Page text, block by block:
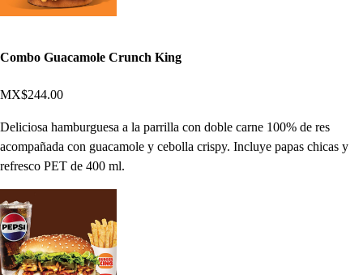
Combo Guacamole Crunch King
MX$244.00
Deliciosa hamburguesa a la parrilla con doble carne 100% de res
acompañada con guacamole y cebolla crispy. Incluye papas chicas y
refresco PET de 400 ml.